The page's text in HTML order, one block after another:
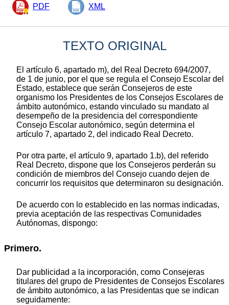
PDF XML
TEXTO ORIGINAL
El artículo 6, apartado m), del Real Decreto 694/2007,
de 1 de junio, por el que se regula el Consejo Escolar del
Estado, establece que serán Consejeros de este
organismo los Presidentes de los Consejos Escolares de
ámbito autonómico, estando vinculado su mandato al
desempeño de la presidencia del correspondiente
Consejo Escolar autonómico, según determina el
artículo 7, apartado 2, del indicado Real Decreto.
Por otra parte, el artículo 9, apartado 1.b), del referido
Real Decreto, dispone que los Consejeros perderán su
condición de miembros del Consejo cuando dejen de
concurrir los requisitos que determinaron su designación.
De acuerdo con lo establecido en las normas indicadas,
previa aceptación de las respectivas Comunidades
Autónomas, dispongo:
Primero.
Dar publicidad a la incorporación, como Consejeras
titulares del grupo de Presidentes de Consejos Escolares
de ámbito autonómico, a las Presidentas que se indican
seguidamente: